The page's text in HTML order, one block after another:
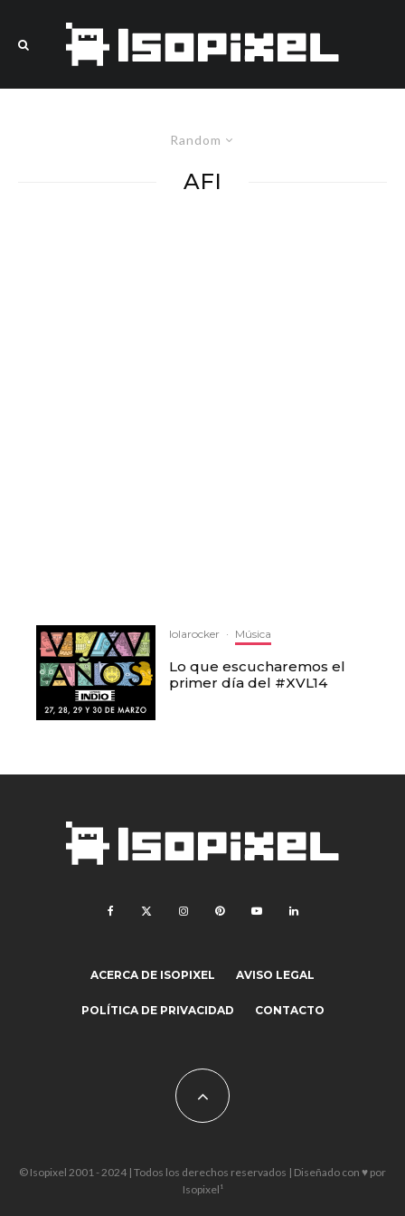
Random
AFI
lolarocker · Música
Lo que escucharemos el
primer día del #XVL14
ACERCA DE ISOPIXEL AVISO LEGAL
POLÍTICA DE PRIVACIDAD CONTACTO
© Isopixel 2001 - 2024 | Todos los derechos reservados | Diseñado con ♥ por
Isopixel¹